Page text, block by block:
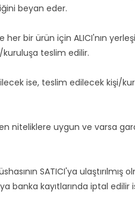
beyan eder.
bir ürün için ALICI'nın
teslim edilir.
ise, teslim edilecek kişi/
niteliklere uygun ve varsa
SATICI'ya
banka kayıtlarında iptal